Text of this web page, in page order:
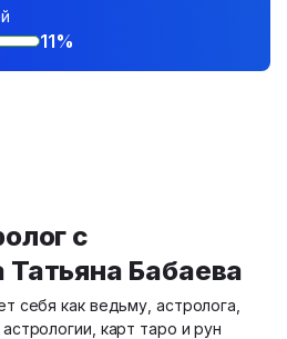
11%
с
Бабаева
себя как ведьму, астролога,
карт таро и рун